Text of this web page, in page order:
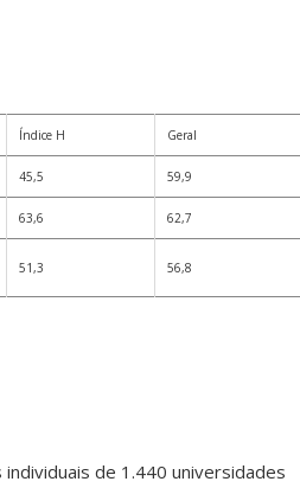
Índice H Geral
45,5 59,9
63,6 62,7
51,3 56,8
de 1.440 universidades